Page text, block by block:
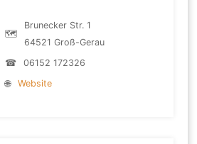
🗺
Brunecker Str. 1
64521 Groß-Gerau
☎
06152 172326
🌐
Website